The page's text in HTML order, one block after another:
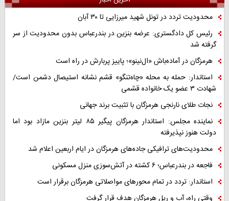
محدودیت تردد در تونل شهید میرزایی تا ۳۰ آبان
رئیس کل دادگستری: عرضه بنزین در بندرعباس بدون محدودیت از سر
گرفته شد
هرمزگان در آماده‌باش «ال‌نینو»؛ پاییز پربارش در راه است
استاندار: حمله به محله «چاه‌تنگو» قشم نشانه استیصال دشمن است/
شهادت ۳ عضو یک خانواده قشمی
نجات طلای نارنجی هرمزگان با تثبیت برند جهانی
نماینده مجلس: استاندار هرمزگان پیگیر ۸۵ لیتر بنزین مازاد بود اما
دولت هنوز نپذیرفته
محدودیت‌های ترافیکی جاده‌های هرمزگان در ایام اربعین اعلام شد
فاجعه در بندرعباس؛ ۶ کشته در آتش‌سوزی منزل مسکونی
استاندار: تردد در تمام محورهای مواصلاتی هرمزگان برقرار است
وقتی راه، آب و ریل هرمزگان هدف قرار گرفت